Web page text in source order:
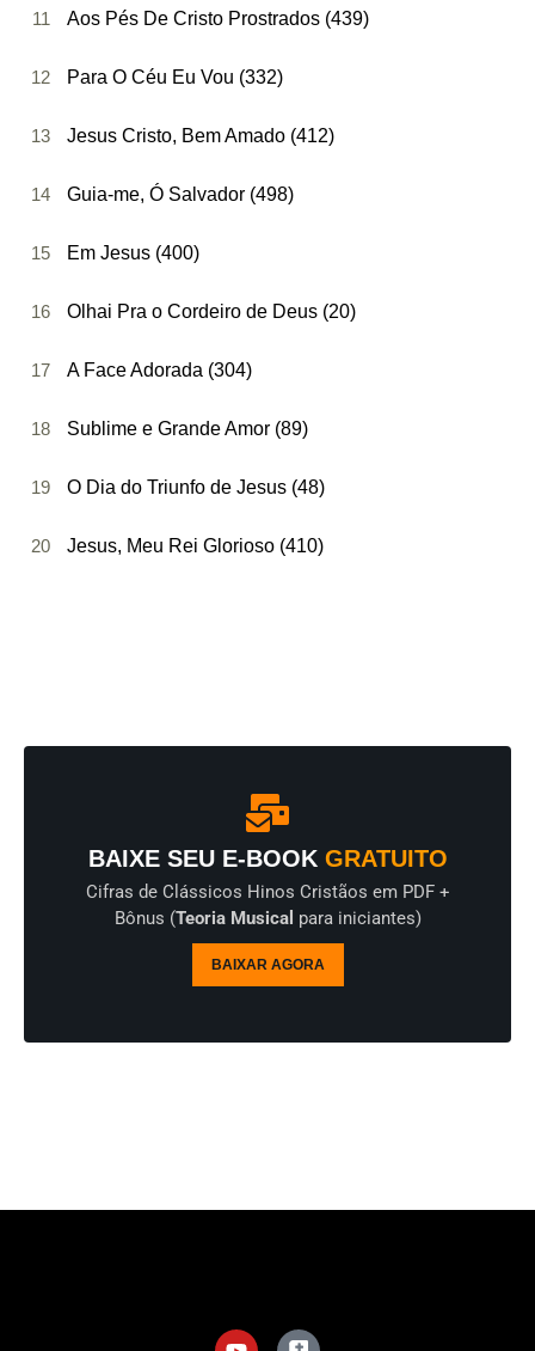
11 Aos Pés De Cristo Prostrados (439)
12 Para O Céu Eu Vou (332)
13 Jesus Cristo, Bem Amado (412)
14 Guia-me, Ó Salvador (498)
15 Em Jesus (400)
16 Olhai Pra o Cordeiro de Deus (20)
17 A Face Adorada (304)
18 Sublime e Grande Amor (89)
19 O Dia do Triunfo de Jesus (48)
20 Jesus, Meu Rei Glorioso (410)
BAIXE SEU E-BOOKGRATUITO
Cifras de Clássicos Hinos Cristãos em PDF +
Bônus (Teoria Musical para iniciantes)
BAIXAR AGORA